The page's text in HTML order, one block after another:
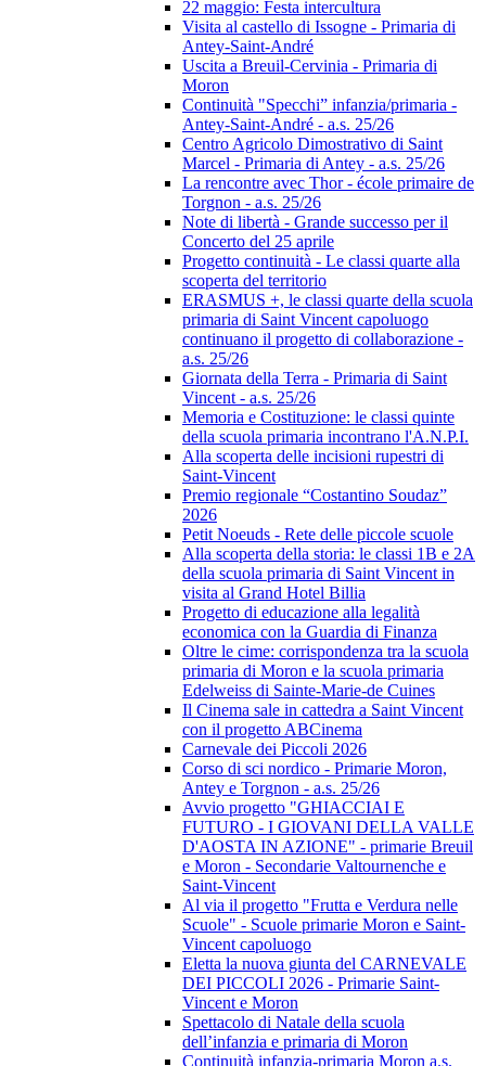
22 maggio: Festa intercultura
Visita al castello di Issogne - Primaria di
Antey-Saint-André
Uscita a Breuil-Cervinia - Primaria di
Moron
Continuità "Specchi” infanzia/primaria -
Antey-Saint-André - a.s. 25/26
Centro Agricolo Dimostrativo di Saint
Marcel - Primaria di Antey - a.s. 25/26
La rencontre avec Thor - école primaire de
Torgnon - a.s. 25/26
Note di libertà - Grande successo per il
Concerto del 25 aprile
Progetto continuità - Le classi quarte alla
scoperta del territorio
ERASMUS +, le classi quarte della scuola
primaria di Saint Vincent capoluogo
continuano il progetto di collaborazione -
a.s. 25/26
Giornata della Terra - Primaria di Saint
Vincent - a.s. 25/26
Memoria e Costituzione: le classi quinte
della scuola primaria incontrano l'A.N.P.I.
Alla scoperta delle incisioni rupestri di
Saint-Vincent
Premio regionale “Costantino Soudaz”
2026
Petit Noeuds - Rete delle piccole scuole
Alla scoperta della storia: le classi 1B e 2A
della scuola primaria di Saint Vincent in
visita al Grand Hotel Billia
Progetto di educazione alla legalità
economica con la Guardia di Finanza
Oltre le cime: corrispondenza tra la scuola
primaria di Moron e la scuola primaria
Edelweiss di Sainte-Marie-de Cuines
Il Cinema sale in cattedra a Saint Vincent
con il progetto ABCinema
Carnevale dei Piccoli 2026
Corso di sci nordico - Primarie Moron,
Antey e Torgnon - a.s. 25/26
Avvio progetto "GHIACCIAI E
FUTURO - I GIOVANI DELLA VALLE
D'AOSTA IN AZIONE" - primarie Breuil
e Moron - Secondarie Valtournenche e
Saint-Vincent
Al via il progetto "Frutta e Verdura nelle
Scuole" - Scuole primarie Moron e Saint-
Vincent capoluogo
Eletta la nuova giunta del CARNEVALE
DEI PICCOLI 2026 - Primarie Saint-
Vincent e Moron
Spettacolo di Natale della scuola
dell’infanzia e primaria di Moron
Continuità infanzia-primaria Moron a.s.